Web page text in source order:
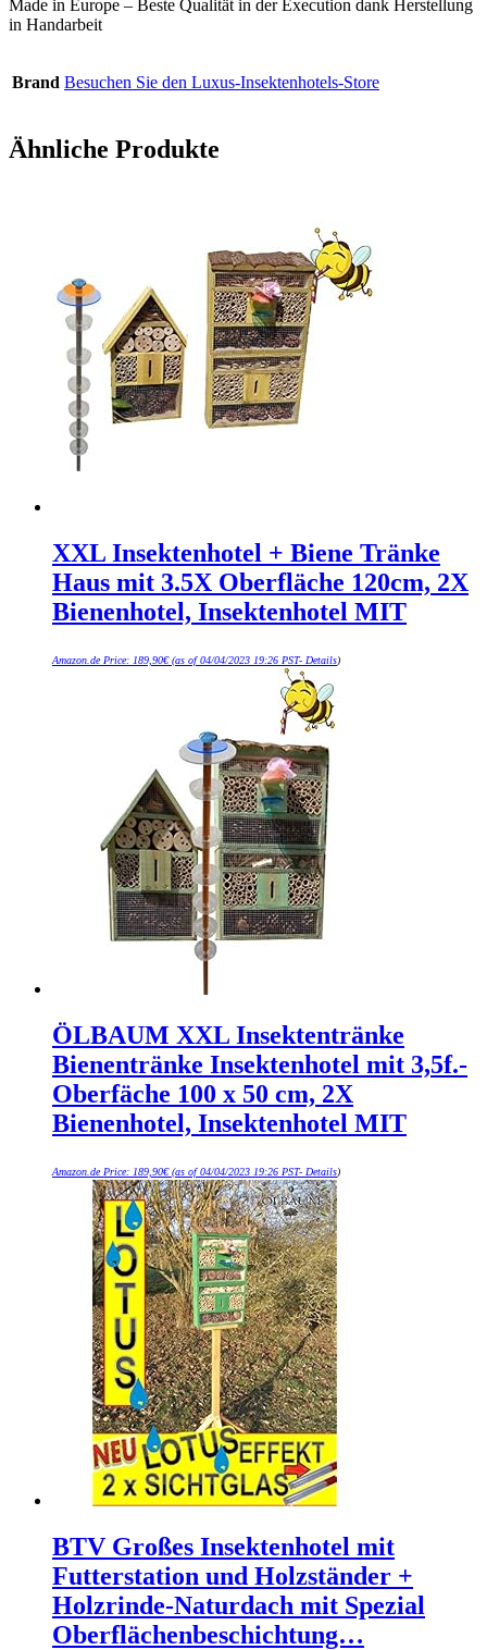
Made in Europe – Beste Qualität in der Execution dank Herstellung
in Handarbeit
Brand Besuchen Sie den Luxus-Insektenhotels-Store
Ähnliche Produkte
XXL Insektenhotel + Biene Tränke
Haus mit 3.5X Oberfläche 120cm, 2X
Bienenhotel, Insektenhotel MIT
Amazon.de Price: 189,90€(as of 04/04/2023 19:26 PST- Details)
ÖLBAUM XXL Insektentränke
Bienentränke Insektenhotel mit 3,5f.-
Oberfäche 100 x 50 cm, 2X
Bienenhotel, Insektenhotel MIT
Amazon.de Price: 189,90€(as of 04/04/2023 19:26 PST- Details)
BTV Großes Insektenhotel mit
Futterstation und Holzständer +
Holzrinde-Naturdach mit Spezial
Oberflächenbeschichtung…